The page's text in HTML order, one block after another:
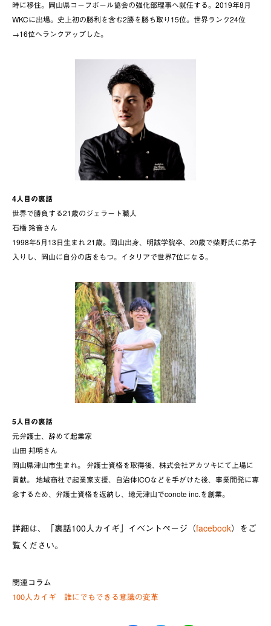
時に移住。岡山県コーフボール協会の強化部理事へ就任する。2019年8月
WKCに出場。史上初の勝利を含む2勝を勝ち取り15位。世界ランク24位
→16位へランクアップした。
4人目の裏話
世界で勝負する21歳のジェラート職人
石橋 玲音さん
1998年5月13日生まれ 21歳。岡山出身、明誠学院卒、20歳で柴野氏に弟子
入りし、岡山に自分の店をもつ。イタリアで世界7位になる。
5人目の裏話
元弁護士、辞めて起業家
山田 邦明さん
岡山県津山市生まれ。 弁護士資格を取得後、株式会社アカツキにて上場に
貢献。 地域商社で起業家支援、自治体ICOなどを手がけた後、事業開発に専
念するため、弁護士資格を返納し、地元津山でconote inc.を創業。
詳細は、「裏話100人カイギ」イベントページ（facebook）をご
覧ください。
関連コラム
100人カイギ 誰にでもできる意識の変革